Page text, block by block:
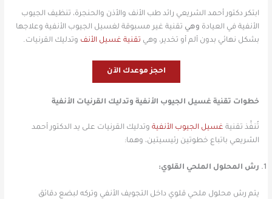
ابتكر دكتور أحمد الشريعي رائد طب الأنف والأذن والحنجرة، تنظيف الجيوب
الأنفية في العيادة وهي تقنية غير مسبوقة لغسيل الجيوب الأنفية وعلاجها
بشكل نهائي بدون ألم أو تخدير، وهي تقنية غسيل الأنف وتدليك القرنيات.
احجز موعدك الآن
خطوات تقنية غسيل الجيوب الأنفية وتدليك القرنيات الأنفية
تُنفَّذ تقنية غسيل الجيوب الأنفية وتدليك القرنيات على يد الدكتور أحمد
الشريعي باتباع خطوتين رئيسيتين، وهما:
رش المحلول الملحي القلوي:
يتم رش محلول ملحي قلوي داخل التجويف الأنفي وتركه لبضع دقائق